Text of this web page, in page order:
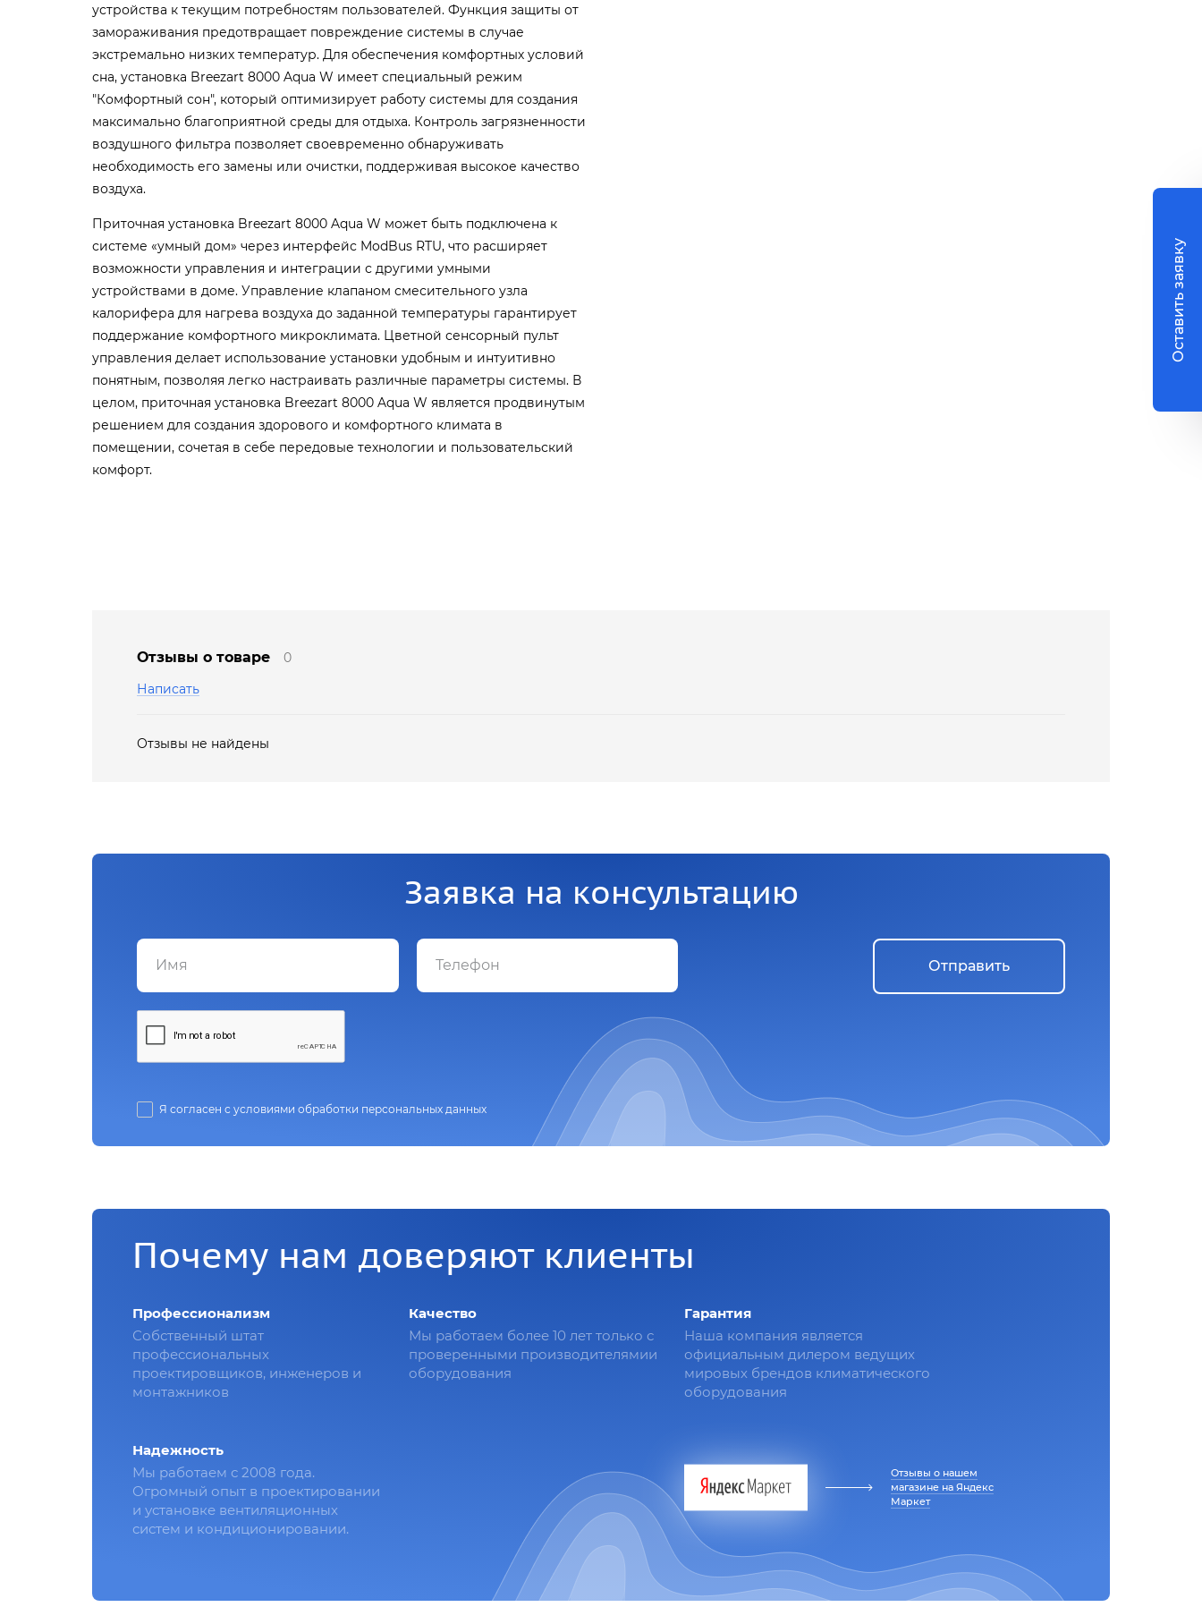
устройства к текущим потребностям пользователей. Функция защиты от
замораживания предотвращает повреждение системы в случае
экстремально низких температур. Для обеспечения комфортных условий
сна, установка Breezart 8000 Aqua W имеет специальный режим
"Комфортный сон", который оптимизирует работу системы для создания
максимально благоприятной среды для отдыха. Контроль загрязненности
воздушного фильтра позволяет своевременно обнаруживать
необходимость его замены или очистки, поддерживая высокое качество
воздуха.
Приточная установка Breezart 8000 Aqua W может быть подключена к
системе «умный дом» через интерфейс ModBus RTU, что расширяет
возможности управления и интеграции с другими умными
устройствами в доме. Управление клапаном смесительного узла
калорифера для нагрева воздуха до заданной температуры гарантирует
поддержание комфортного микроклимата. Цветной сенсорный пульт
управления делает использование установки удобным и интуитивно
понятным, позволяя легко настраивать различные параметры системы. В
целом, приточная установка Breezart 8000 Aqua W является продвинутым
решением для создания здорового и комфортного климата в
помещении, сочетая в себе передовые технологии и пользовательский
комфорт.
Отзывы о товаре
0
Написать
Отзывы не найдены
Заявка на консультацию
Я согласен с условиями обработки персональных данных
Отправить
Почему нам доверяют клиенты
Профессионализм
Собственный штат
профессиональных
проектировщиков, инженеров и
монтажников
Качество
Мы работаем более 10 лет только с
проверенными производителямии
оборудования
Гарантия
Наша компания является
официальным дилером ведущих
мировых брендов климатического
оборудования
Надежность
Мы работаем с 2008 года.
Огромный опыт в проектировании
и установке вентиляционных
систем и кондиционировании.
Отзывы о нашем
магазине на Яндекс
Маркет
Оставить заявку